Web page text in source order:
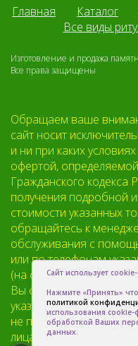
Главная Каталог
Все виды
Изготовление и продажа
Все права защищены
Обращаем ваше
сайт носит
и ни при каких
офертой,
Гражданского кодекса
получения подробной
стоимости указанных
обращайтесь к
обслуживания с
или по телефонам
(на сайте) формой
Вы соглашаетесь с тем
указанную Вами, Вашу
не предоставляем
лицам, кроме случаев
Сайт использует
Нажмите «Принять»
политикой
использования cookie-
обработкой Ваших
данных.